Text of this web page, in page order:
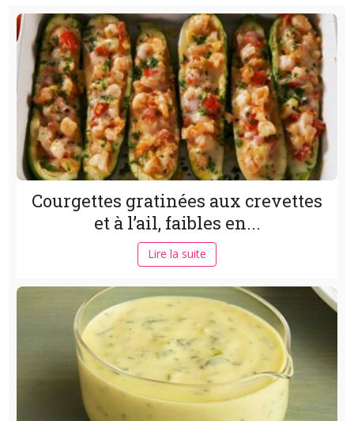
Courgettes gratinées aux crevettes
et à l’ail, faibles en...
Lire la suite